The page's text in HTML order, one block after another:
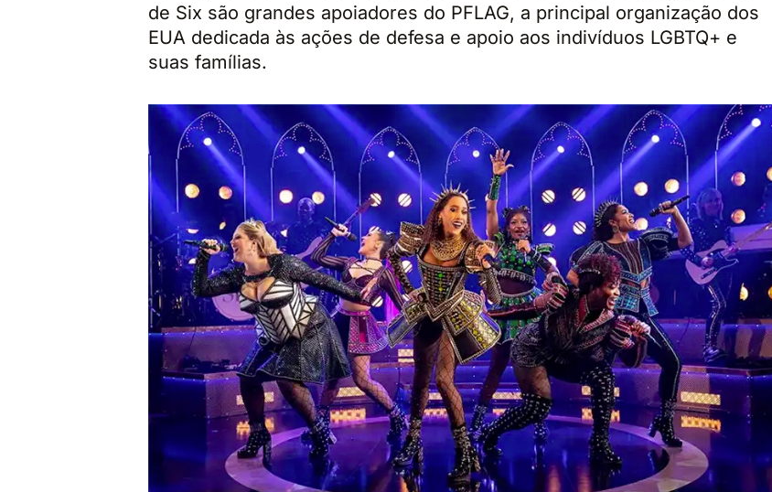
de Six são grandes apoiadores do PFLAG, a principal organização dos
EUA dedicada às ações de defesa e apoio aos indivíduos LGBTQ+ e
suas famílias.